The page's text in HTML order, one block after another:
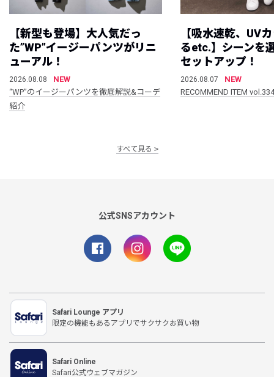
【新型も登場】大人気だっ
た”WP”イージーパンツがリニ
ューアル！
2026.08.08
NEW
“WP”のイージーパンツを徹底解説&コーデ
紹介
【吸水速乾、UV
るetc.】シーンを
セットアップ！
2026.08.07
NEW
RECOMMEND ITEM vol.334
すべて見る
公式SNSアカウント
Safari Lounge アプリ
限定の機能もあるアプリでサクサクお買い物
Safari Online
Safari公式ウェブマガジン